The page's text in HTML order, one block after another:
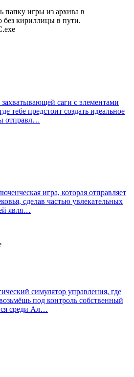
папку игры из архива в
без кириллицы в пути.
саги с элементами
тебе предстоит создать идеальное
отправл…
игра, которая отправляет
сделав частью увлекательных
явля…
симулятор управления, где
под контроль собственный
среди Ал…